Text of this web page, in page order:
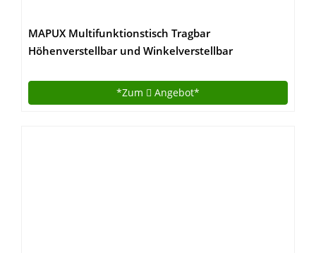
MAPUX Multifunktionstisch Tragbar
Höhenverstellbar und Winkelverstellbar
NoteBooktisch Bücherständer für Sofa, Bett,
Terrasse, Balkon, Garten usw.
*Zum Angebot*